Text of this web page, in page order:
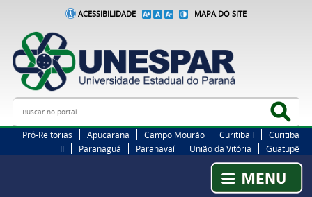
ACESSIBILIDADE MAPA DO SITE
Busca
Pró-Reitorias Apucarana Campo Mourão Curitiba I
Curitiba
II
Paranaguá Paranavaí União da Vitória Guatupê